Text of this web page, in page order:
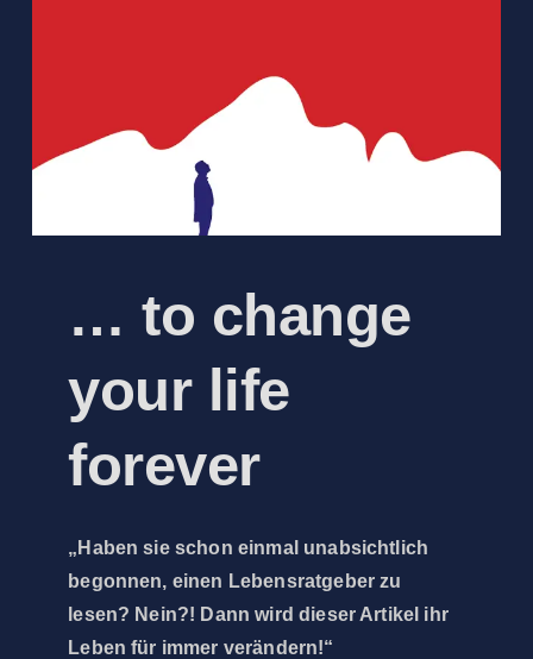
… to change
your life
forever
„Haben sie schon einmal unabsichtlich
begonnen, einen Lebensratgeber zu
lesen? Nein?! Dann wird dieser Artikel ihr
Leben für immer verändern!“